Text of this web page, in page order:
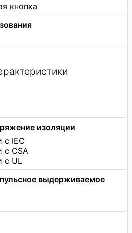
кнопка
изоляции
с IEC
с CSA
с UL
выдерживаемое